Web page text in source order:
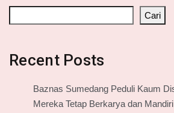
Cari
Recent Posts
Baznas Sumedang Peduli Kaum
Mereka Tetap Berkarya dan